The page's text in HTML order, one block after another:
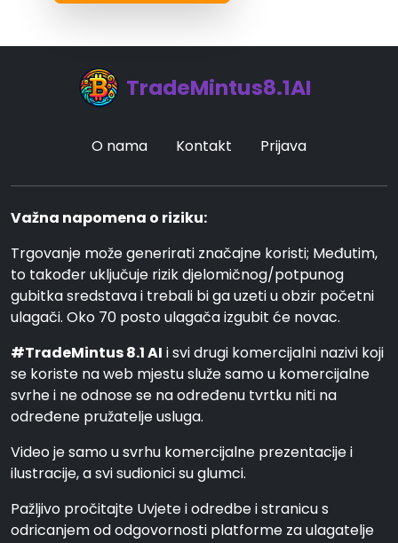
TradeMintus8.1AI
O nama Kontakt Prijava
Važna napomena o riziku:
Trgovanje može generirati značajne koristi; Međutim,
to također uključuje rizik djelomičnog/potpunog
gubitka sredstava i trebali bi ga uzeti u obzir početni
ulagači. Oko 70 posto ulagača izgubit će novac.
#TradeMintus 8.1 AI i svi drugi komercijalni nazivi koji
se koriste na web mjestu služe samo u komercijalne
svrhe i ne odnose se na određenu tvrtku niti na
određene pružatelje usluga.
Video je samo u svrhu komercijalne prezentacije i
ilustracije, a svi sudionici su glumci.
Pažljivo pročitajte Uvjete i odredbe i stranicu s
odricanjem od odgovornosti platforme za ulagatelje